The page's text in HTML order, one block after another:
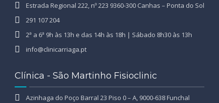
Estrada Regional 222, nº 223 9360-300 Canhas – Ponta do Sol
291 107 204
2ª a 6ª 9h às 13h e das 14h às 18h | Sábado 8h30 às 13h
info@clinicarriaga.pt
Clínica - São Martinho Fisioclinic
Azinhaga do Poço Barral 23 Piso 0 – A, 9000-638 Funchal